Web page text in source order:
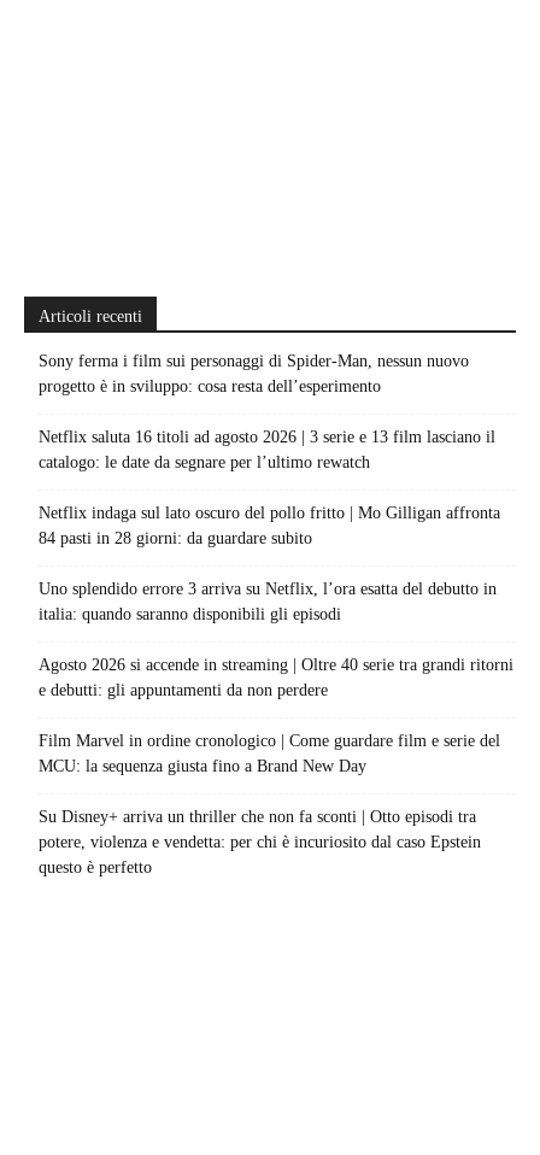
Articoli recenti
Sony ferma i film sui personaggi di Spider-Man, nessun nuovo
progetto è in sviluppo: cosa resta dell’esperimento
Netflix saluta 16 titoli ad agosto 2026 | 3 serie e 13 film lasciano il
catalogo: le date da segnare per l’ultimo rewatch
Netflix indaga sul lato oscuro del pollo fritto | Mo Gilligan affronta
84 pasti in 28 giorni: da guardare subito
Uno splendido errore 3 arriva su Netflix, l’ora esatta del debutto in
italia: quando saranno disponibili gli episodi
Agosto 2026 si accende in streaming | Oltre 40 serie tra grandi ritorni
e debutti: gli appuntamenti da non perdere
Film Marvel in ordine cronologico | Come guardare film e serie del
MCU: la sequenza giusta fino a Brand New Day
Su Disney+ arriva un thriller che non fa sconti | Otto episodi tra
potere, violenza e vendetta: per chi è incuriosito dal caso Epstein
questo è perfetto